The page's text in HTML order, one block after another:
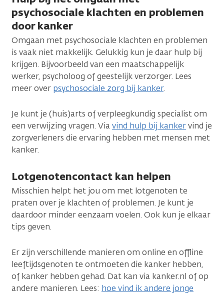
psychosociale klachten en problemen
door kanker
Omgaan met psychosociale klachten en problemen
is vaak niet makkelijk. Gelukkig kun je daar hulp bij
krijgen. Bijvoorbeeld van een maatschappelijk
werker, psycholoog of geestelijk verzorger. Lees
meer over psychosociale zorg bij kanker.
Je kunt je (huis)arts of verpleegkundig specialist om
een verwijzing vragen. Viavind hulp bij kankervind je
zorgverleners die ervaring hebben met mensen met
kanker.
Lotgenotencontact kan helpen
Misschien helpt het jou om met lotgenoten te
praten over je klachten of problemen. Je kunt je
daardoor minder eenzaam voelen. Ook kun je elkaar
tips geven.
Er zijn verschillende manieren om online en offline
leeftijdsgenoten te ontmoeten die kanker hebben,
of kanker hebben gehad. Dat kan via kanker.nl of op
andere manieren. Lees: hoe vind ik andere jonge